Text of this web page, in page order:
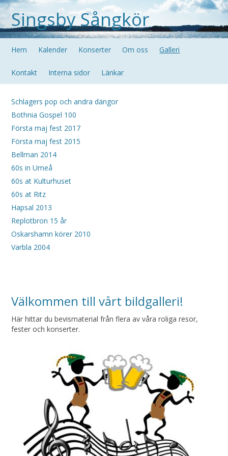
Singsby Sångkör
Hem Kalender Konserter Om oss Galleri
Kontakt Interna sidor Länkar
Schlagers pop och andra dängor
Bothnia Gospel 100
Första maj fest 2017
Första maj fest 2015
Bellman 2014
60s in Umeå
60s at Kulturhuset
60s at Ritz
Hapsal 2013
Replotbron 15 år
Oskarshamn körer 2010
Varbla 2004
Välkommen till vårt bildgalleri!
Här hittar du bevismaterial från flera av våra roliga resor,
fester och konserter.